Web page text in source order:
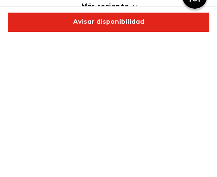
Avisar disponibilidad
Más reciente
Cargando comentarios…